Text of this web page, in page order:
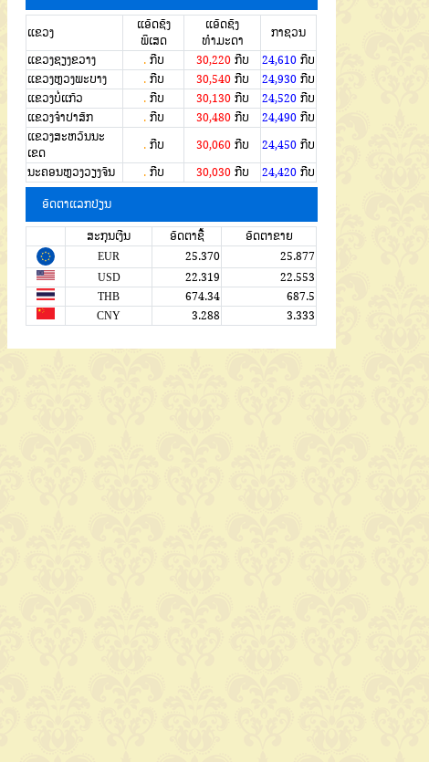
ແຂວງ
ແອັດຊັງ
ພິເສດ
ແອັດຊັງ
ທຳມະດາ
ກາຊວນ
ແຂວງຊຽງຂວາງ
.ກີບ 30,220ກີບ 24,610 ກີບ
ແຂວງຫຼວງພະບາງ
.ກີບ 30,540ກີບ 24,930 ກີບ
ແຂວງບໍ່ແກ້ວ
.ກີບ 30,130ກີບ 24,520 ກີບ
ແຂວງຈໍາປາສັກ
.ກີບ 30,480ກີບ 24,490 ກີບ
ແຂວງສະຫວັນນະ
ເຂດ
.ກີບ 30,060ກີບ 24,450 ກີບ
ນະຄອນຫຼວງວຽງຈັນ
.ກີບ 30,030ກີບ 24,420 ກີບ
ອັດຕາແລກປ່ຽນ
ສະກຸນເງີນ ອັດຕາຊື້
ອັດຕາຂາຍ
EUR
25.370
25.877
USD
22.319
22.553
THB
674.34
687.5
CNY
3.288 3.333